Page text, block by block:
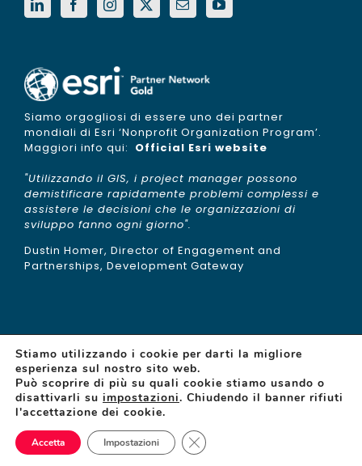
Siamo orgogliosi di essere uno dei partner
mondiali di Esri ‘Nonprofit Organization Program’.
Maggiori info qui: Official Esri website
"Utilizzando il GIS, i project manager possono
demistificare rapidamente problemi complessi e
assistere le decisioni che le organizzazioni di
sviluppo fanno ogni giorno".
Dustin Homer, Director of Engagement and
Partnerships, Development Gateway
© Copyright 2015 -2026 | gisAction is a brand of
TeamDev| N°REA: PG 255377 | Capitale sociale:
Cookies Policy
Stiamo utilizzando i cookie per darti la migliore
esperienza sul nostro sito web.
Può scoprire di più su quali cookie stiamo usando o
disattivarli su impostazioni. Chiudendo il banner rifiuti
l'accettazione dei cookie.
Accetta Impostazioni Close GDPR Cookie Banner